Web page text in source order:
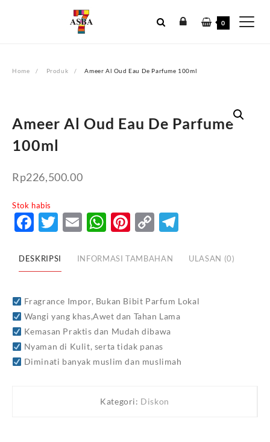
0
Home Produk Ameer Al Oud Eau De Parfume 100ml
Ameer Al Oud Eau De Parfume
100ml
Rp226,500.00
Stok habis
Facebook
Twitter
EmailWhatsApp
Pinterest
Copy
DESKRIPSI INFORMASI TAMBAHAN ULASAN (0)
Fragrance Impor, Bukan Bibit Parfum Lokal
Wangi yang khas,Awet dan Tahan Lama
Kemasan Praktis dan Mudah dibawa
Nyaman di Kulit, serta tidak panas
Diminati banyak muslim dan muslimah
Kategori: Diskon